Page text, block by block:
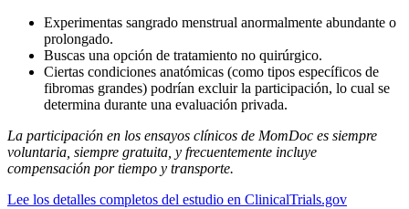
Experimentas sangrado menstrual anormalmente abundante o
prolongado.
Buscas una opción de tratamiento no quirúrgico.
Ciertas condiciones anatómicas (como tipos específicos de
fibromas grandes) podrían excluir la participación, lo cual se
determina durante una evaluación privada.
La participación en los ensayos clínicos de MomDoc es siempre
voluntaria, siempre gratuita, y frecuentemente incluye
compensación por tiempo y transporte.
Lee los detalles completos del estudio en ClinicalTrials.gov